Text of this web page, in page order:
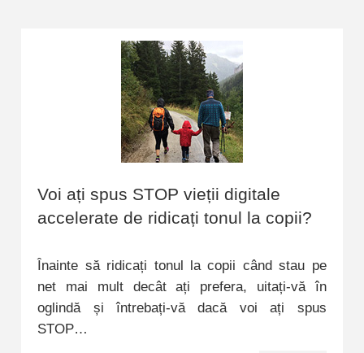
Voi ați spus STOP vieții digitale
accelerate de ridicați tonul la copii?
Înainte să ridicați tonul la copii când stau pe
net mai mult decât ați prefera, uitați-vă în
oglindă și întrebați-vă dacă voi ați spus
STOP…